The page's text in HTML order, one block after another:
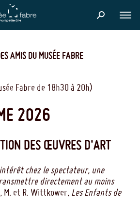
AMIS DU MUSÉE FABRE
Fabre de 18h30 à 20h)
2026
DES ŒUVRES D'ART
chez le spectateur, une
directement au moins
M. et R. Wittkower, Les Enfants de